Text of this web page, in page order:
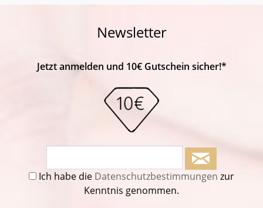
Newsletter
Jetzt anmelden und 10€ Gutschein sicher!*
Ich habe die Datenschutzbestimmungen zur
Kenntnis genommen.